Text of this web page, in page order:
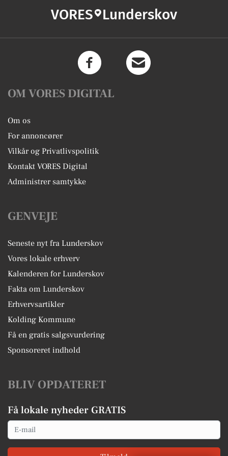
esp, vognbaneassistent,
nødbremsesystem, stemmebetjening,
alufælge, mørktonede ruder i bag,
læderindtræk
VORES Lunderskov
OM VORES DIGITAL
Om os
For annoncører
Vilkår og Privatlivspolitik
Kontakt VORES Digital
Administrer samtykke
GENVEJE
Seneste nyt fra Lunderskov
Vores lokale erhverv
Kalenderen for Lunderskov
Fakta om Lunderskov
Erhvervsartikler
Kolding Kommune
Få en gratis salgsvurdering
Sponsoreret indhold
BLIV OPDATERET
Få lokale nyheder GRATIS
Email